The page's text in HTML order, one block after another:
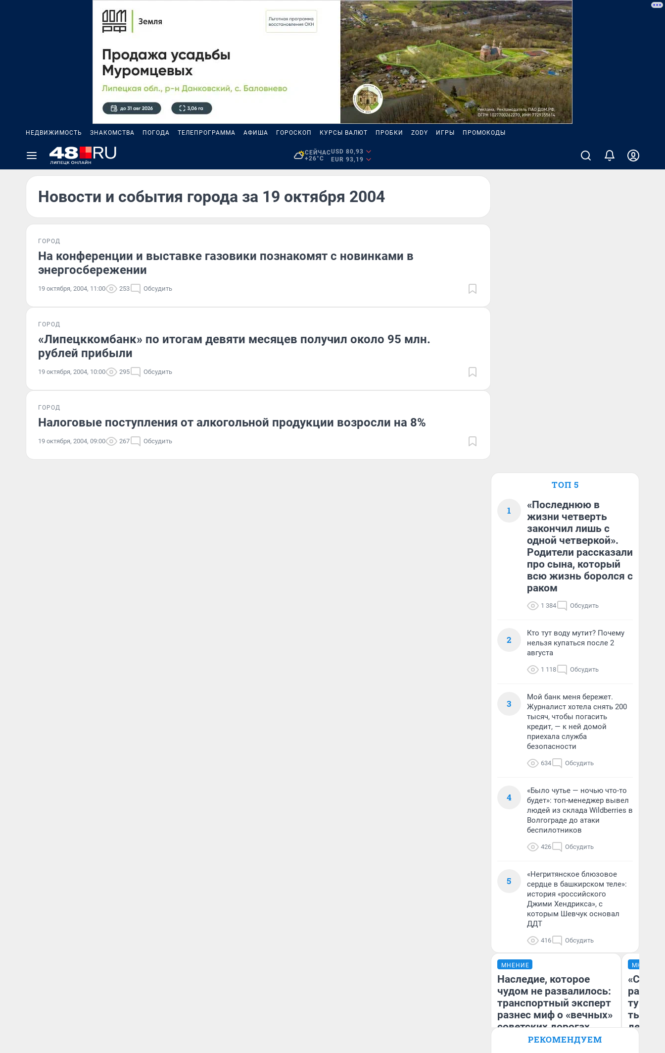
НЕДВИЖИМОСТЬ ЗНАКОМСТВА ПОГОДА ТЕЛЕПРОГРАММА АФИША ГОРОСКОП КУРСЫ ВАЛЮТ ПРОБКИ ZODY ИГРЫ ПРОМОКОДЫ
СЕЙЧАС
+26°C
USD 80,93
EUR 93,19
Новости и события города за 19 октября 2004
ГОРОД
На конференции и выставке газовики познакомят с новинками в
энергосбережении
19 октября, 2004, 11:00 253 Обсудить
ГОРОД
«Липецккомбанк» по итогам девяти месяцев получил около 95 млн.
рублей прибыли
19 октября, 2004, 10:00 295 Обсудить
ГОРОД
Налоговые поступления от алкогольной продукции возросли на 8%
19 октября, 2004, 09:00 267 Обсудить
ТОП 5
1
«Последнюю в
жизни четверть
закончил лишь с
одной четверкой».
Родители рассказали
про сына, который
всю жизнь боролся с
раком
1 384 Обсудить
2
Кто тут воду мутит? Почему
нельзя купаться после 2
августа
1 118 Обсудить
3
Мой банк меня бережет.
Журналист хотела снять 200
тысяч, чтобы погасить
кредит, — к ней домой
приехала служба
безопасности
634 Обсудить
4
«Было чутье — ночью что-то
будет»: топ-менеджер вывел
людей из склада Wildberries в
Волгограде до атаки
беспилотников
426 Обсудить
5
«Негритянское блюзовое
сердце в башкирском теле»:
история «российского
Джими Хендрикса», с
которым Шевчук основал
ДДТ
416 Обсудить
МНЕНИЕ
Наследие, которое
чудом не развалилось:
транспортный эксперт
разнес миф о «вечных»
советских дорогах
МНЕНИЕ
тысяч,
день
РЕКОМЕНДУЕМ